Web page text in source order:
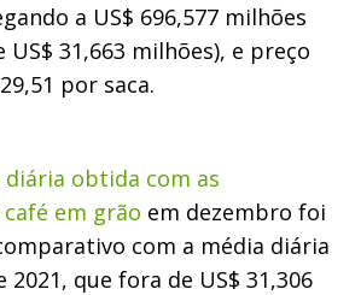
a US$ 696,577 milhões
31,663 milhões), e preço
por saca.
obtida com as
em grão em dezembro foi
com a média diária
2021, que fora de US$ 31,306